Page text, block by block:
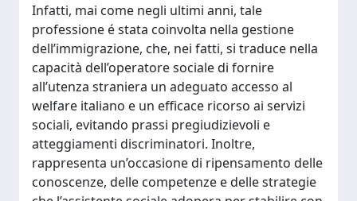
Infatti, mai come negli ultimi anni, tale
professione é stata coinvolta nella gestione
dell’immigrazione, che, nei fatti, si traduce nella
capacità dell’operatore sociale di fornire
all’utenza straniera un adeguato accesso al
welfare italiano e un efficace ricorso ai servizi
sociali, evitando prassi pregiudizievoli e
atteggiamenti discriminatori. Inoltre,
rappresenta un’occasione di ripensamento delle
conoscenze, delle competenze e delle strategie